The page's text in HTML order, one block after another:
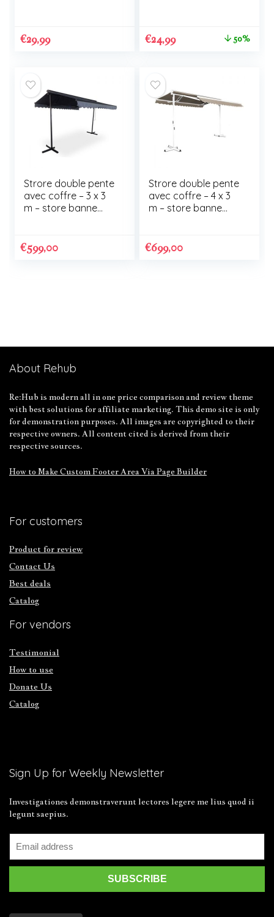
€29,99 €24,99 50%
Strore double pente
avec coffre – 3 x 3
m – store banne
€599,00
Strore double pente
avec coffre – 4 x 3
m – store banne
€699,00
About Rehub
Re:Hub is modern all in one price comparison and review theme
with best solutions for affiliate marketing. This demo site is only
for demonstration purposes. All images are copyrighted to their
respective owners. All content cited is derived from their
respective sources.
How to Make Custom Footer Area Via Page Builder
For customers
Product for review
Contact Us
Best deals
Catalog
For vendors
Testimonial
How to use
Donate Us
Catalog
Sign Up for Weekly Newsletter
Investigationes demonstraverunt lectores legere me lius quod ii
legunt saepius.